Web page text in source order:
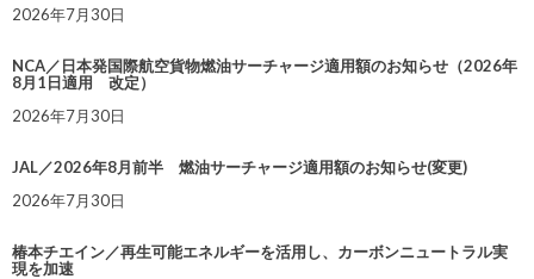
2026年7月30日
NCA／日本発国際航空貨物燃油サーチャージ適用額のお知らせ（2026年
8月1日適用 改定）
2026年7月30日
JAL／2026年8月前半 燃油サーチャージ適用額のお知らせ(変更)
2026年7月30日
椿本チエイン／再生可能エネルギーを活用し、カーボンニュートラル実
現を加速